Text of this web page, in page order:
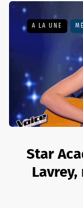
A LA UNE
Star